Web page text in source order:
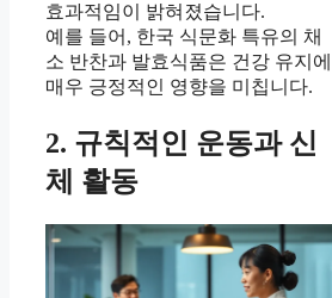
효과적임이 밝혀졌습니다.
예를 들어, 한국 식문화 특유의 채
소 반찬과 발효식품은 건강 유지에
매우 긍정적인 영향을 미칩니다.
2. 규칙적인 운동과 신
체 활동